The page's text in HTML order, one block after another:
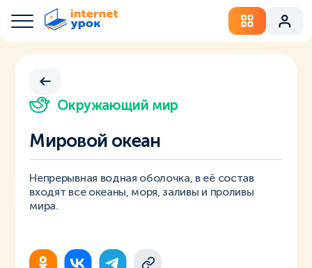
Окружающий мир
Мировой океан
Непрерывная водная оболочка, в её состав
входят все океаны, моря, заливы и проливы
мира.